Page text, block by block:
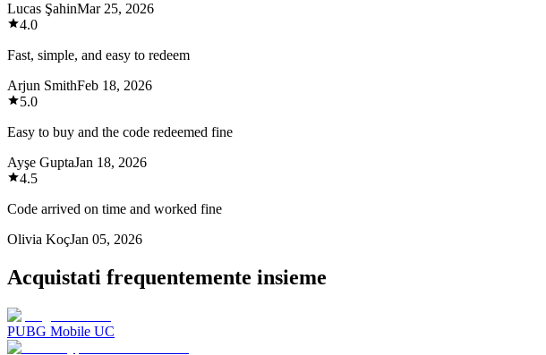
Lucas ŞahinMar 25, 2026
4.0
Fast, simple, and easy to redeem
Arjun SmithFeb 18, 2026
5.0
Easy to buy and the code redeemed fine
Ayşe GuptaJan 18, 2026
4.5
Code arrived on time and worked fine
Olivia KoçJan 05, 2026
Acquistati frequentemente insieme
PUBG Mobile UC